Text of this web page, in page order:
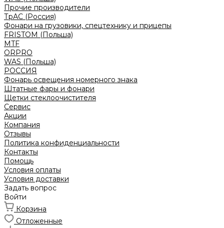
Прочие производители
ТрАС (Россия)
Фонари на грузовики, спецтехнику и прицепы
FRISTOM (Польша)
MTF
ORPRO
WAS (Польша)
РОССИЯ
Фонарь освещения номерного знака
Штатные фары и фонари
Щетки стеклоочистителя
Сервис
Акции
Компания
Отзывы
Политика конфиденциальности
Контакты
Помощь
Условия оплаты
Условия доставки
Задать вопрос
Войти
Корзина
Отложенные